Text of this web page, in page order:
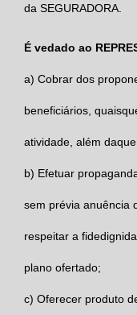
da SEGURADORA
É vedado ao
a) Cobrar dos
beneficiários,
atividade, além
b) Efetuar
sem prévia anuência
respeitar a
plano ofertado;
c) Oferecer produto